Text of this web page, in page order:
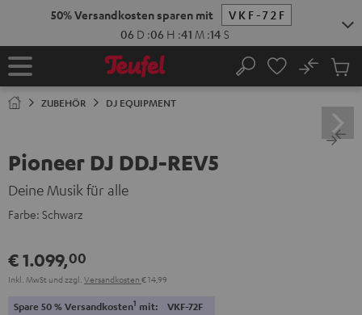
50% Versandkosten sparen mit
VKF-72F
06 D :06 H :41 M :13 S
Startseite Suche
No
ZUBEHÖR DJ EQUIPMENT
Pioneer DJ DDJ-REV5
Deine Musik für alle
Farbe: Schwarz
€ 1.099,00
Inkl. MwSt und zzgl. Versandkosten € 14,99
Spare 50 % Versandkosten1 mit: VKF-72F